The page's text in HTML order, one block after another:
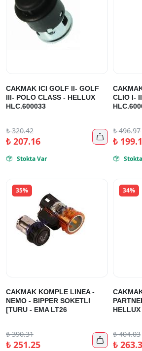
CAKMAK ICI GOLF II- GOLF
III- POLO CLASS - HELLUX
HLC.600033
₺320.42
₺207.16 
 Stokta Var
CLIO I-
₺496.97
₺

35%
CAKMAK KOMPLE LINEA -
NEMO - BIPPER SOKETLI
[TURU - EMA LT26
₺390.31
₺251.25 
34%
₺404.03
₺